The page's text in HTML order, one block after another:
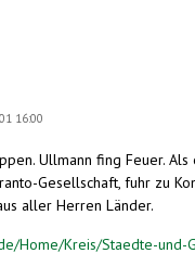
16:00
Ullmann fing Feuer.
Gesellschaft, fuhr zu
aller Herren Länder.
Home/Kreis/Staedte-